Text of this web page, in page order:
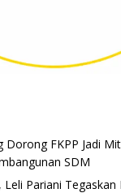
FKPP Jadi
SDM
Leli Pariani